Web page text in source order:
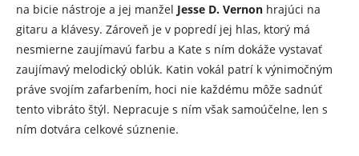
na bicie nástroje a jej manžel Jesse D. Vernon hrajúci na
gitaru a klávesy. Zároveň je v popredí jej hlas, ktorý má
nesmierne zaujímavú farbu a Kate s ním dokáže vystavať
zaujímavý melodický oblúk. Katin vokál patrí k výnimočným
práve svojím zafarbením, hoci nie každému môže sadnúť
tento vibráto štýl. Nepracuje s ním však samoúčelne, len s
ním dotvára celkové súznenie.